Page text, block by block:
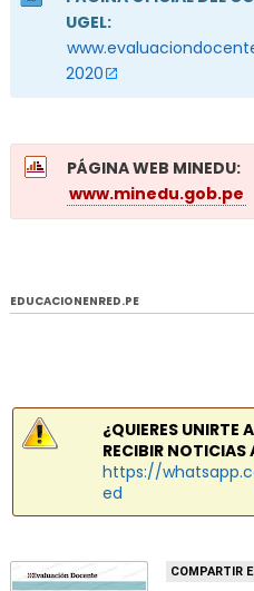
UGEL:
2020
PÁGINA WEB MINEDU:
www.minedu.gob.pe
EDUCACIONENRED.PE
¿QUIERES UNIRTE
RECIBIR
https://
ed
COMPARTIR